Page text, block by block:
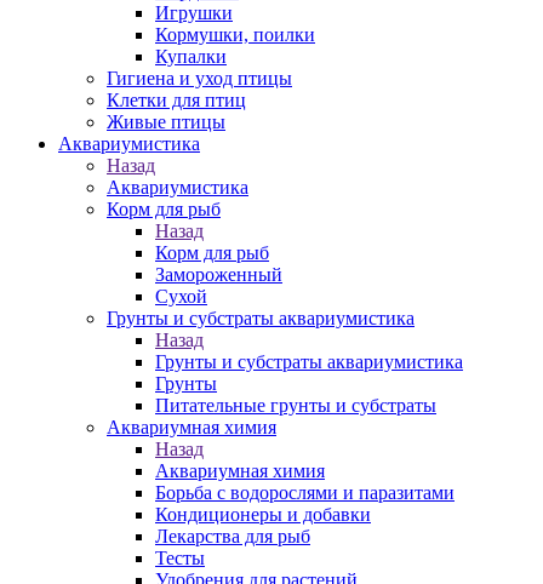
Игрушки
Кормушки, поилки
Купалки
Гигиена и уход птицы
Клетки для птиц
Живые птицы
Аквариумистика
Назад
Аквариумистика
Корм для рыб
Назад
Корм для рыб
Замороженный
Сухой
Грунты и субстраты аквариумистика
Назад
Грунты и субстраты аквариумистика
Грунты
Питательные грунты и субстраты
Аквариумная химия
Назад
Аквариумная химия
Борьба с водорослями и паразитами
Кондиционеры и добавки
Лекарства для рыб
Тесты
Удобрения для растений